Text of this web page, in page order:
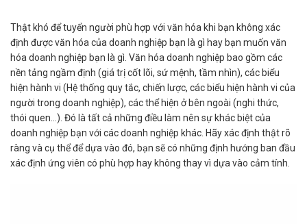
Thật khó để tuyển người phù hợp với văn hóa khi bạn không xác
định được văn hóa của doanh nghiệp bạn là gì hay bạn muốn văn
hóa doanh nghiệp bạn là gì. Văn hóa doanh nghiệp bao gồm các
nền tảng ngầm định (giá trị cốt lõi, sứ mệnh, tầm nhìn), các biểu
hiện hành vi (Hệ thống quy tắc, chiến lược, các biểu hiện hành vi của
người trong doanh nghiệp), các thể hiện ở bên ngoài (nghi thức,
thói quen…). Đó là tất cả những điều làm nên sự khác biệt của
doanh nghiệp bạn với các doanh nghiệp khác. Hãy xác định thật rõ
ràng và cụ thể để dựa vào đó, bạn sẽ có những định hướng ban đầu
xác định ứng viên có phù hợp hay không thay vì dựa vào cảm tính.